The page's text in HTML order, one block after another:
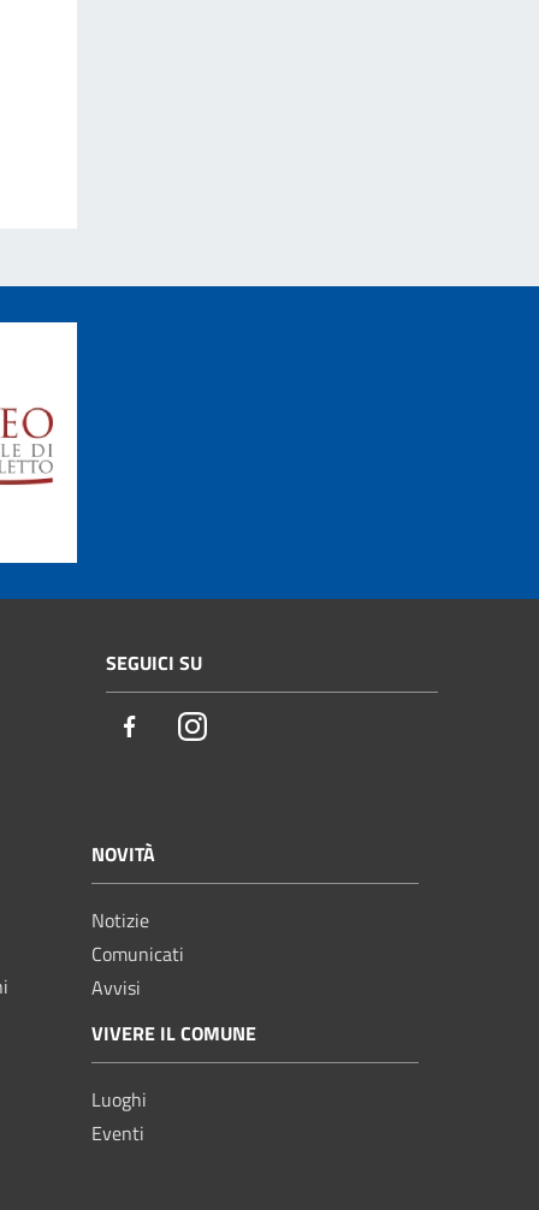
SEGUICI SU
FacebookInstagram
NOVITÀ
Notizie
Comunicati
Avvisi
VIVERE IL COMUNE
Luoghi
Eventi